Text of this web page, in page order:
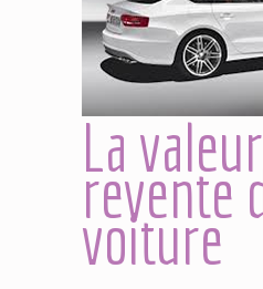
La
revente
voiture